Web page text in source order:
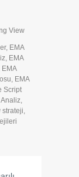
View
, EMA
, EMA
EMA
, EMA
Script
,
strateji,